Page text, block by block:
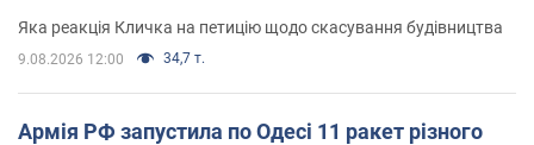
вірянина"
Яка реакція Кличка на петицію щодо скасування будівництва
9.08.2026 12:00 34,7 т.
Армія РФ запустила по Одесі 11 ракет різного